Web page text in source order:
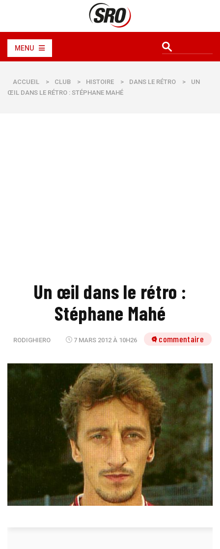
MENU
ACCUEIL > CLUB > HISTOIRE > DANS LE RÉTRO >
UN
ŒIL DANS LE RÉTRO : STÉPHANE MAHÉ
Un œil dans le rétro :
Stéphane Mahé
RODIGHIERO 7 MARS 2012 À 10H26 1 commentaire